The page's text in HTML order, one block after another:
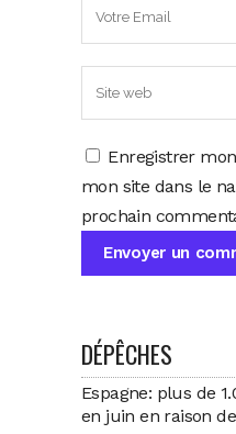
Enregistrer
mon site dans le
prochain
DÉPÊCHES
Espagne: plus de
en juin en raison